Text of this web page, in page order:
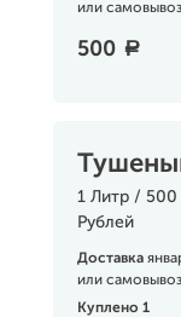
или самовывоз
500 a
1 Литр / 500
Рублей
Доставка
или самовывоз
Куплено 1